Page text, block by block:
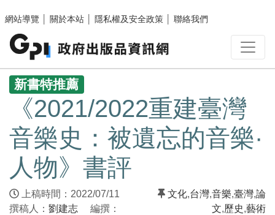
網站導覽
關於本站 隱私權及安全政策 聯絡我們
:::
新書特推薦
《2021/2022重建臺灣
音樂史：被遺忘的音樂·
人物》書評
上稿時間：2022/07/11
撰稿人： 劉建志 編撰：
文化,台灣,音樂,臺灣,論
文,歷史,藝術